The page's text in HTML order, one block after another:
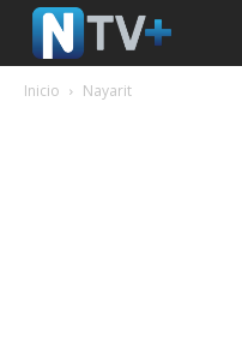
Inicio Nayarit